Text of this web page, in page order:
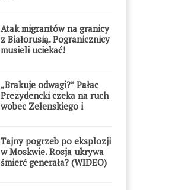
Atak migrantów na granicy
z Białorusią. Pogranicznicy
musieli uciekać!
„Brakuje odwagi?” Pałac
Prezydencki czeka na ruch
wobec Zełenskiego i
Tajny pogrzeb po eksplozji
w Moskwie. Rosja ukrywa
śmierć generała? (WIDEO)